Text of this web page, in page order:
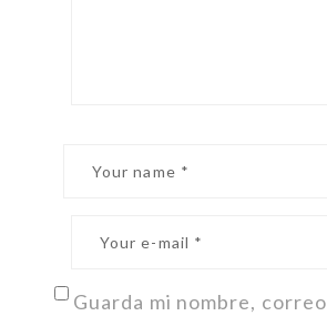
Guarda mi nombre, correo